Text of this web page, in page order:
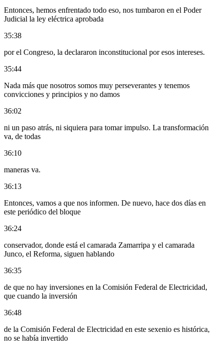
Entonces, hemos enfrentado todo eso, nos tumbaron en el Poder
Judicial la ley eléctrica aprobada
35:38
por el Congreso, la declararon inconstitucional por esos intereses.
35:44
Nada más que nosotros somos muy perseverantes y tenemos
convicciones y principios y no damos
36:02
ni un paso atrás, ni siquiera para tomar impulso. La transformación
va, de todas
36:10
maneras va.
36:13
Entonces, vamos a que nos informen. De nuevo, hace dos días en
este periódico del bloque
36:24
conservador, donde está el camarada Zamarripa y el camarada
Junco, el Reforma, siguen hablando
36:35
de que no hay inversiones en la Comisión Federal de Electricidad,
que cuando la inversión
36:48
de la Comisión Federal de Electricidad en este sexenio es histórica,
no se había invertido